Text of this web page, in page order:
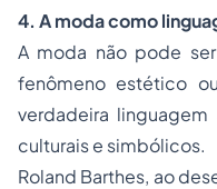
4. A moda como
A moda não pode
fenômeno estético
verdadeira
culturais e simbólicos.
Roland Barthes, ao